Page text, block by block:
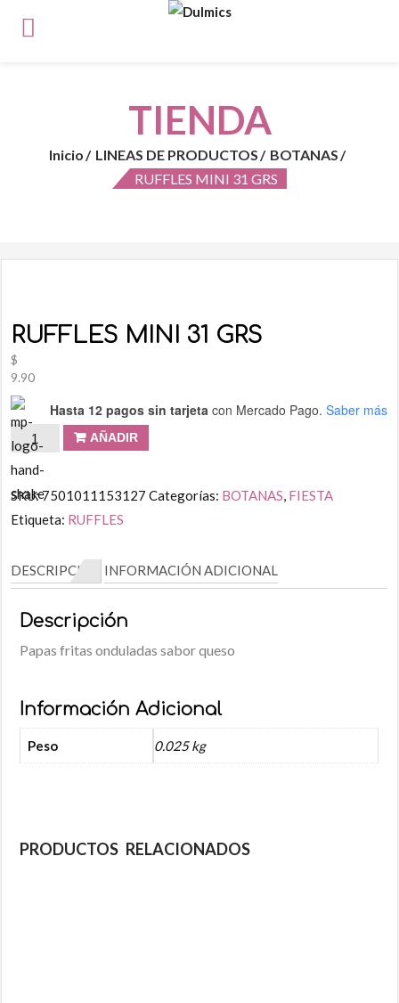
TIENDA
Inicio LINEAS DE PRODUCTOS
BOTANAS
RUFFLES MINI 31 GRS
RUFFLES MINI 31 GRS
$
9.90
Hasta 12 pagos sin tarjeta con Mercado Pago. Saber más
AÑADIR
SKU:7501011153127 Categorías: BOTANAS, FIESTA
Etiqueta: RUFFLES
DESCRIPCIÓN INFORMACIÓN ADICIONAL
Descripción
Papas fritas onduladas sabor queso
Información Adicional
Peso 0.025 kg
PRODUCTOS RELACIONADOS